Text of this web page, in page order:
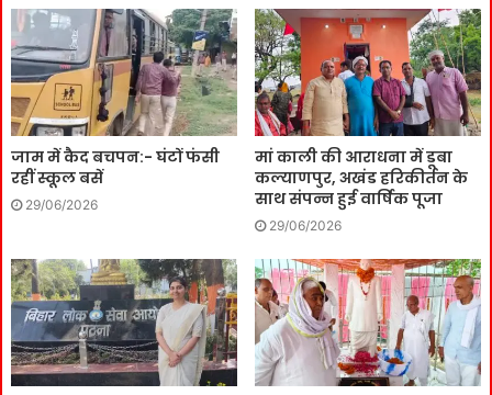
जाम में कैद बचपन:- घंटों फंसी
रहीं स्कूल बसें
29/06/2026
मां काली की आराधना में डूबा
कल्याणपुर, अखंड हरिकीर्तन के
साथ संपन्न हुई वार्षिक पूजा
29/06/2026